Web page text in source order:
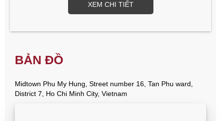
XEM CHI TIẾT
BẢN ĐỒ
Midtown Phu My Hung, Street number 16, Tan Phu ward,
District 7, Ho Chi Minh City, Vietnam